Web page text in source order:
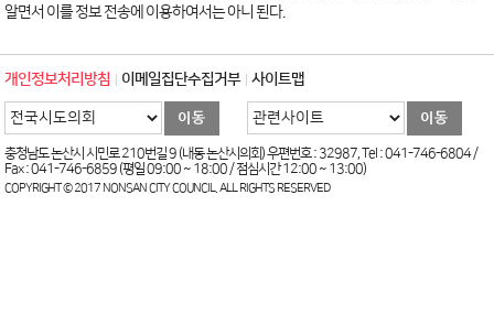
알면서 이를 정보 전송에 이용하여서는 아니 된다.
개인정보처리방침 이메일집단수집거부 사이트맵
충청남도 논산시 시민로 210번길 9 (내동 논산시의회) 우편번호 : 32987, Tel : 041-746-6804 /
Fax : 041-746-6859 (평일 09:00 ~ 18:00 / 점심시간 12:00 ~ 13:00)
COPYRIGHT © 2017 NONSAN CITY COUNCIL. ALL RIGHTS RESERVED